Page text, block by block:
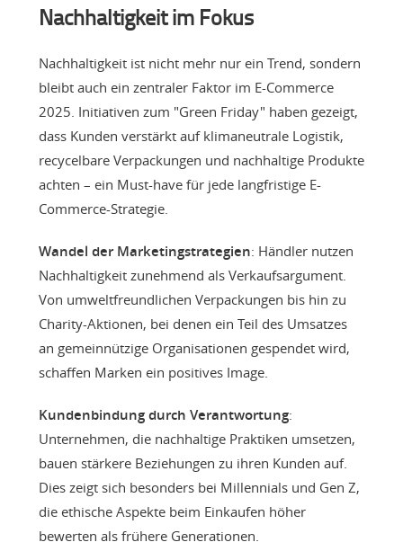
Nachhaltigkeit im Fokus
Nachhaltigkeit ist nicht mehr nur ein Trend, sondern
bleibt auch ein zentraler Faktor im E-Commerce
2025. Initiativen zum "Green Friday" haben gezeigt,
dass Kunden verstärkt auf klimaneutrale Logistik,
recycelbare Verpackungen und nachhaltige Produkte
achten – ein Must-have für jede langfristige E-
Commerce-Strategie.
Wandel der Marketingstrategien: Händler nutzen
Nachhaltigkeit zunehmend als Verkaufsargument.
Von umweltfreundlichen Verpackungen bis hin zu
Charity-Aktionen, bei denen ein Teil des Umsatzes
an gemeinnützige Organisationen gespendet wird,
schaffen Marken ein positives Image.
Kundenbindung durch Verantwortung:
Unternehmen, die nachhaltige Praktiken umsetzen,
bauen stärkere Beziehungen zu ihren Kunden auf.
Dies zeigt sich besonders bei Millennials und Gen Z,
die ethische Aspekte beim Einkaufen höher
bewerten als frühere Generationen.